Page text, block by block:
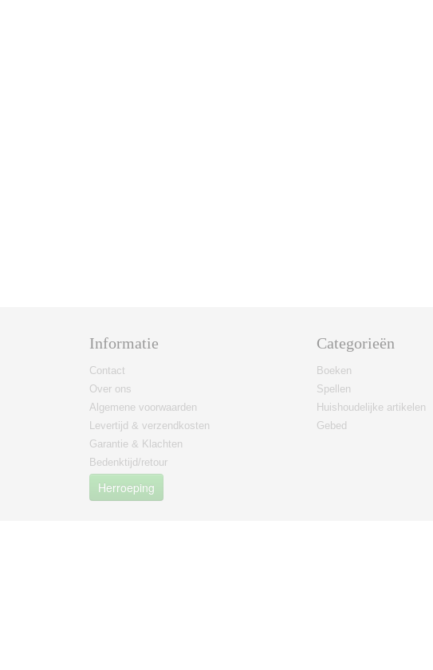
Informatie
Contact
Over ons
Algemene voorwaarden
Levertijd & verzendkosten
Garantie & Klachten
Bedenktijd/retour
Herroeping
Categorieën
Boeken
Spellen
Huishoudelijke artikelen
Gebed